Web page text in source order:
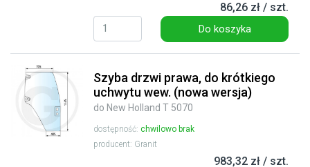
86,26 zł / szt.
Do koszyka
Szyba drzwi prawa, do krótkiego
uchwytu wew. (nowa wersja)
do New Holland T 5070
dostępność: chwilowo brak
producent: Granit
983,32 zł / szt.